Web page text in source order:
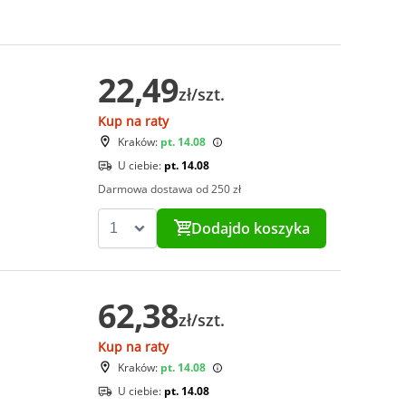
22,49zł/szt.
Kup na raty
Kraków: pt. 14.08
U ciebie: pt. 14.08
Darmowa dostawa od 250 zł
Dodajdo koszyka
62,38zł/szt.
Kup na raty
Kraków: pt. 14.08
U ciebie: pt. 14.08